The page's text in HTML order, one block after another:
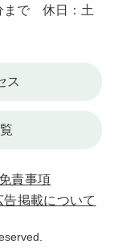
まで 休日：土
ス
免責事項
告掲載について